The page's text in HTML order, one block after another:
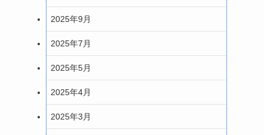
2025年9月
2025年7月
2025年5月
2025年4月
2025年3月